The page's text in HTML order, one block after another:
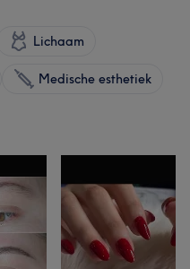
Lichaam
Medische esthetiek